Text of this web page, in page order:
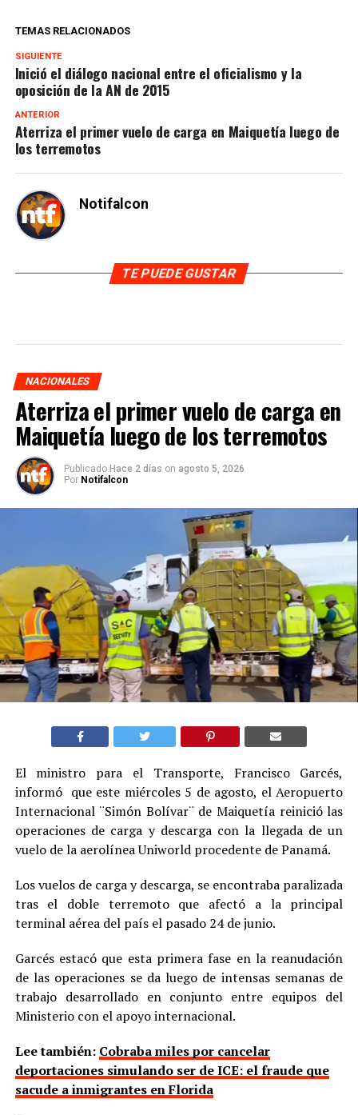
TEMAS RELACIONADOS
SIGUIENTE
Inició el diálogo nacional entre el oficialismo y la
oposición de la AN de 2015
ANTERIOR
Aterriza el primer vuelo de carga en Maiquetía luego de
los terremotos
Notifalcon
TE PUEDE GUSTAR
NACIONALES
Aterriza el primer vuelo de carga en
Maiquetía luego de los terremotos
Publicado Hace 2 días on agosto 5, 2026
Por Notifalcon
El ministro para el Transporte, Francisco Garcés,
informó que este miércoles 5 de agosto, el Aeropuerto
Internacional ¨Simón Bolívar¨ de Maiquetía reinició las
operaciones de carga y descarga con la llegada de un
vuelo de la aerolínea Uniworld procedente de Panamá.
Los vuelos de carga y descarga, se encontraba paralizada
tras el doble terremoto que afectó a la principal
terminal aérea del país el pasado 24 de junio.
Garcés estacó que esta primera fase en la reanudación
de las operaciones se da luego de intensas semanas de
trabajo desarrollado en conjunto entre equipos del
Ministerio con el apoyo internacional.
Lee también: Cobraba miles por cancelar
deportaciones simulando ser de ICE: el fraude que
sacude a inmigrantes en Florida